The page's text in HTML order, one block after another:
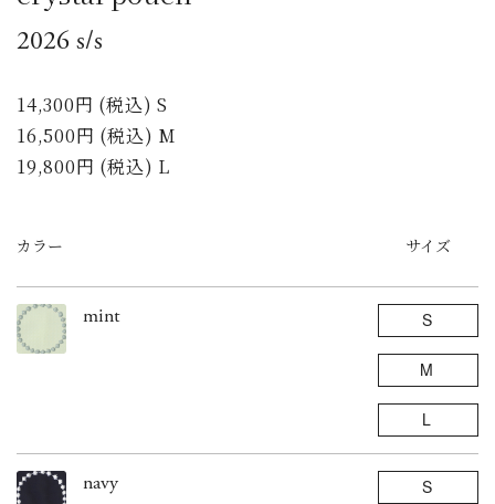
2026 s/s
14,300円 (税込) S
16,500円 (税込) M
19,800円 (税込) L
カラー サイズ
mint S
M
L
navy S